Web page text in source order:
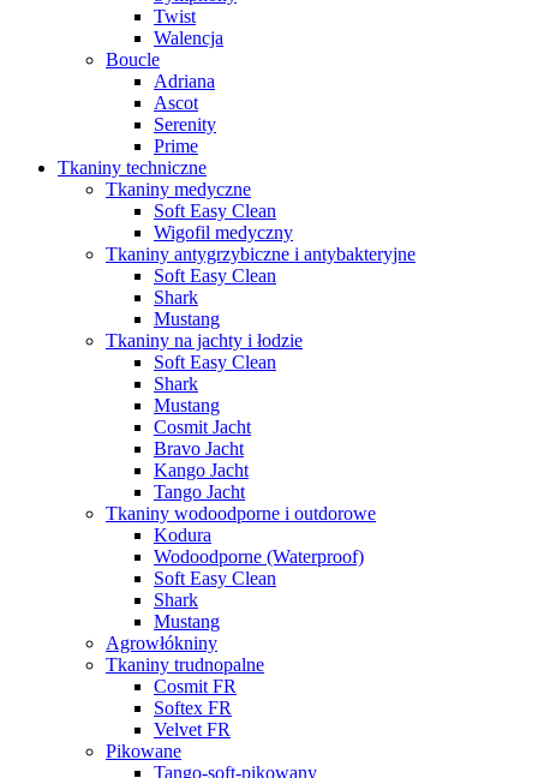
Twist
Walencja
Boucle
Adriana
Ascot
Serenity
Prime
Tkaniny techniczne
Tkaniny medyczne
Soft Easy Clean
Wigofil medyczny
Tkaniny antygrzybiczne i antybakteryjne
Soft Easy Clean
Shark
Mustang
Tkaniny na jachty i łodzie
Soft Easy Clean
Shark
Mustang
Cosmit Jacht
Bravo Jacht
Kango Jacht
Tango Jacht
Tkaniny wodoodporne i outdorowe
Kodura
Wodoodporne (Waterproof)
Soft Easy Clean
Shark
Mustang
Agrowłókniny
Tkaniny trudnopalne
Cosmit FR
Softex FR
Velvet FR
Pikowane
Tango-soft-pikowany